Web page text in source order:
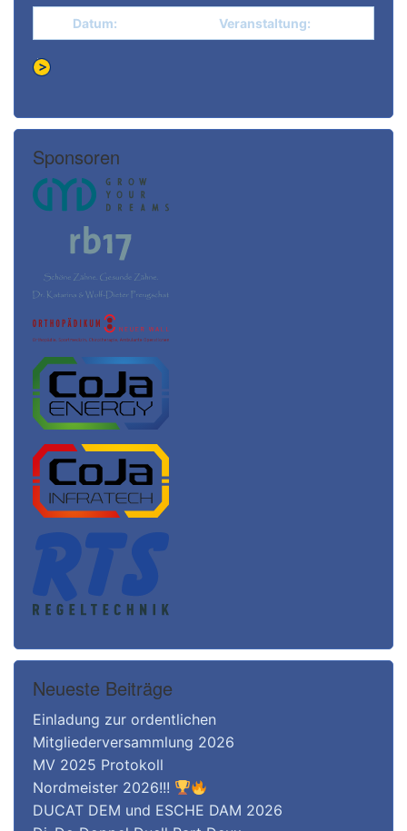
Datum: Veranstaltung:
Sponsoren
Neueste Beiträge
Einladung zur ordentlichen
Mitgliederversammlung 2026
MV 2025 Protokoll
Nordmeister 2026!!!
DUCAT DEM und ESCHE DAM 2026